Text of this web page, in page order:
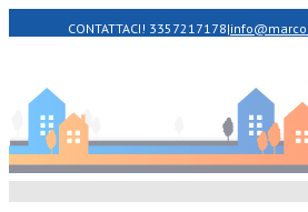
CONTATTACI! 3357217178|